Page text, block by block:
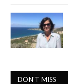
DON'T MISS